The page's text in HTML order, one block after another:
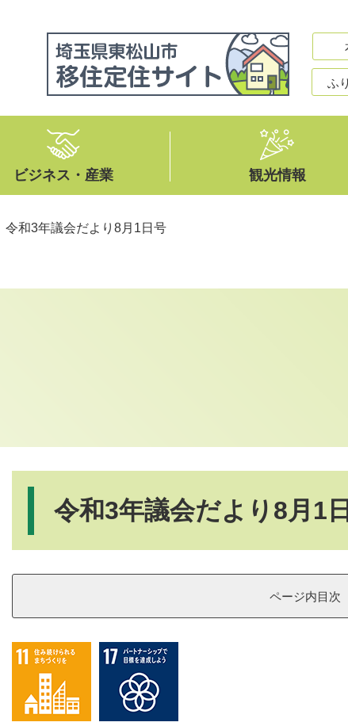
ふ
ビジネス・産業 観光情報
令和3年議会だより8月1日号
令和3年議会だより8月1
ページ内目次